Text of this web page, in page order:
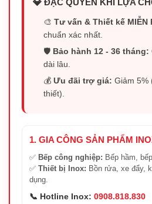
🎨Tư vấn & Thiết kế MIỄN
chuẩn xác nhất.
🛡️ Bảo hành 12 - 36 tháng:
dài lâu.
💰Ưu đãi trợ giá: Giảm 5%
thiết).
1. GIA CÔNG SẢN PHẨM
✅ Bếp công nghiệp: Bếp hầm,
✅ Thiết bị Inox: Bồn rửa, xe đẩy,
dụng.
📞 Hotline Inox: 0908.818.830